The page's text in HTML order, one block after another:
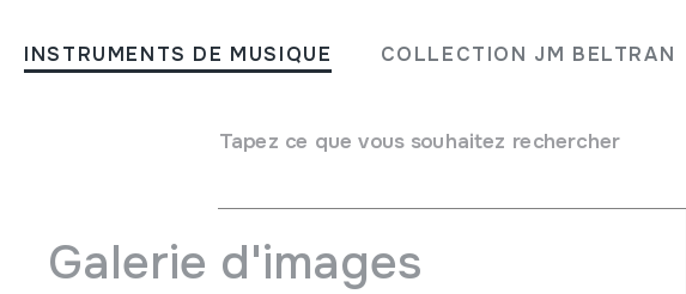
INSTRUMENTS DE MUSIQUE COLLECTION JM BELTRAN
Tapez ce que vous souhaitez rechercher
Tarantelle; Op.85, Nº2; Heller, S.
Phonothèque
Galerie d'images